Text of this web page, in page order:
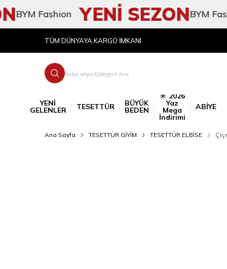
Fashion YENİ SEZONBYM Fashion
TÜM DÜNYAYA KARGO İMKANI
YENİ
GELENLER TESETTÜR BÜYÜK
BEDEN
☀️ 2026
Yaz
Mega
İndirimi
ABİYE
Ana Sayfa TESETTÜR GİYİM TESETTÜR ELBİSE